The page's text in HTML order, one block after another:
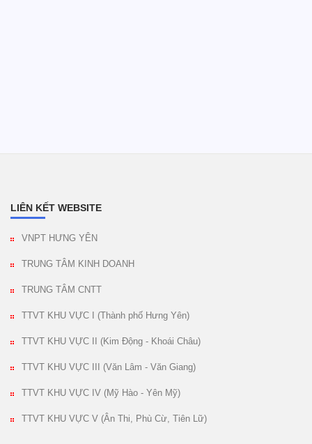
LIÊN KẾT WEBSITE
VNPT HƯNG YÊN
TRUNG TÂM KINH DOANH
TRUNG TÂM CNTT
TTVT KHU VỰC I (Thành phố Hưng Yên)
TTVT KHU VỰC II (Kim Động - Khoái Châu)
TTVT KHU VỰC III (Văn Lâm - Văn Giang)
TTVT KHU VỰC IV (Mỹ Hào - Yên Mỹ)
TTVT KHU VỰC V (Ân Thi, Phù Cừ, Tiên Lữ)